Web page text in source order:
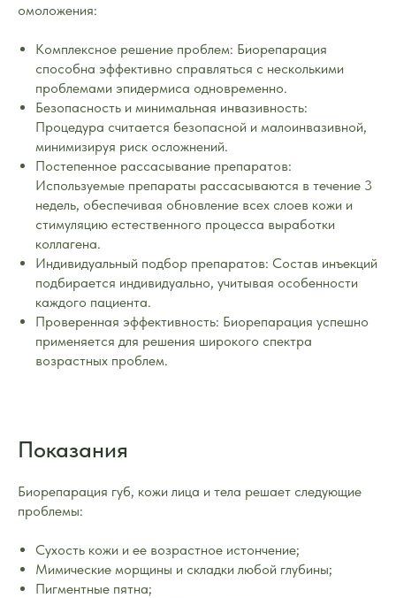
омоложения:
Комплексное решение проблем: Биорепарация
способна эффективно справляться с несколькими
проблемами эпидермиса одновременно.
Безопасность и минимальная инвазивность:
Процедура считается безопасной и малоинвазивной,
минимизируя риск осложнений.
Постепенное рассасывание препаратов:
Используемые препараты рассасываются в течение 3
недель, обеспечивая обновление всех слоев кожи и
стимуляцию естественного процесса выработки
коллагена.
Индивидуальный подбор препаратов: Состав инъекций
подбирается индивидуально, учитывая особенности
каждого пациента.
Проверенная эффективность: Биорепарация успешно
применяется для решения широкого спектра
возрастных проблем.
Показания
Биорепарация губ, кожи лица и тела решает следующие
проблемы:
Сухость кожи и ее возрастное истончение;
Мимические морщины и складки любой глубины;
Пигментные пятна;